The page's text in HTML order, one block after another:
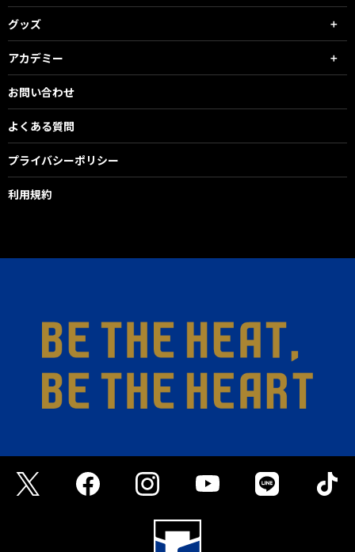
グッズ
アカデミー
お問い合わせ
よくある質問
プライバシーポリシー
利用規約